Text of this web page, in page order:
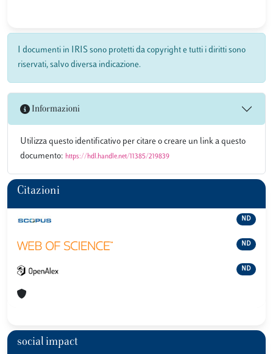
I documenti in IRIS sono protetti da copyright e tutti i diritti sono
riservati, salvo diversa indicazione.
Informazioni
Utilizza questo identificativo per citare o creare un link a questo
documento: https://hdl.handle.net/11385/219839
Citazioni
ND
ND
ND
social impact